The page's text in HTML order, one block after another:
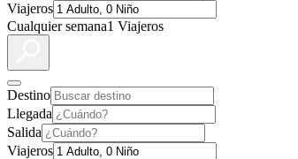
Viajeros
Cualquier semana1 Viajeros
Destino
Llegada
Salida
Viajeros